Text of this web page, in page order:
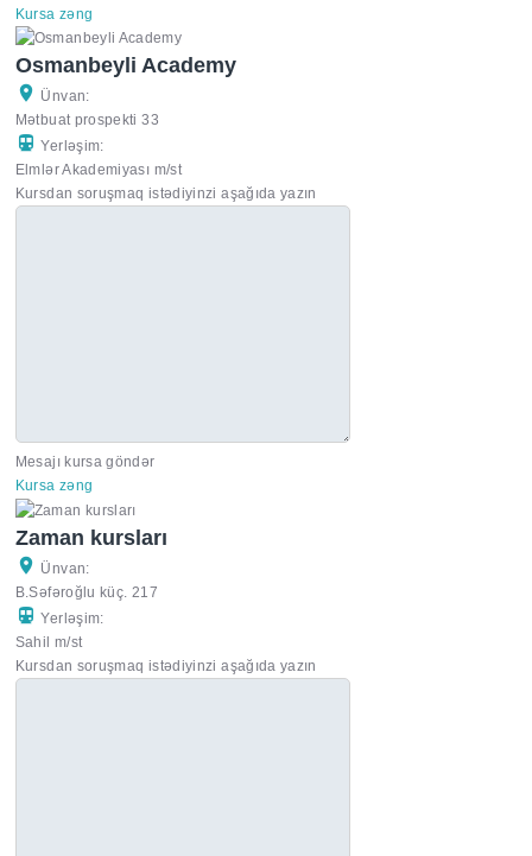
Kursa zəng
Osmanbeyli Academy
Ünvan:
Mətbuat prospekti 33
Yerləşim:
Elmlər Akademiyası m/st
Kursdan soruşmaq istədiyinzi aşağıda yazın
Mesajı kursa göndər
Kursa zəng
Zaman kursları
Ünvan:
B.Səfəroğlu küç. 217
Yerləşim:
Sahil m/st
Kursdan soruşmaq istədiyinzi aşağıda yazın